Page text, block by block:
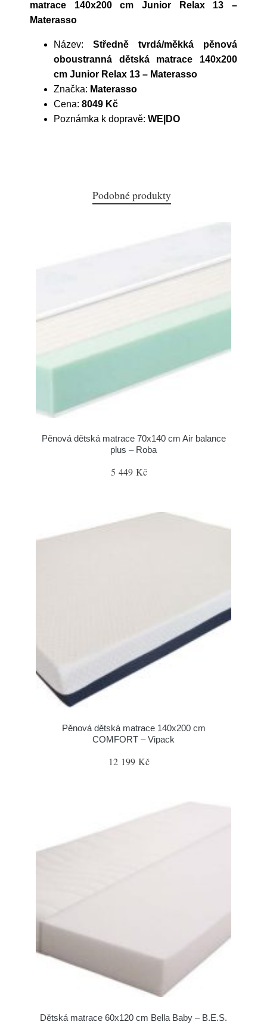
matrace 140x200 cm Junior Relax 13 –
Materasso
Název: Středně tvrdá/měkká pěnová
oboustranná dětská matrace 140x200
cm Junior Relax 13 – Materasso
Značka: Materasso
Cena: 8049 Kč
Poznámka k dopravě: WE|DO
Podobné produkty
Pěnová dětská matrace 70x140 cm Air balance
plus – Roba
5 449 Kč
Pěnová dětská matrace 140x200 cm
COMFORT – Vipack
12 199 Kč
Dětská matrace 60x120 cm Bella Baby – B.E.S.